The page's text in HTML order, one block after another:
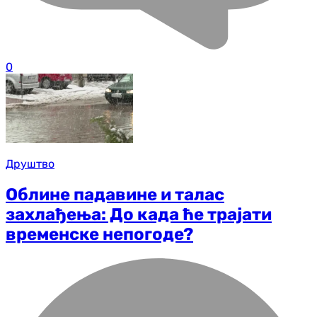
0
Друштво
Облине падавине и талас
захлађења: До када ће трајати
временске непогоде?